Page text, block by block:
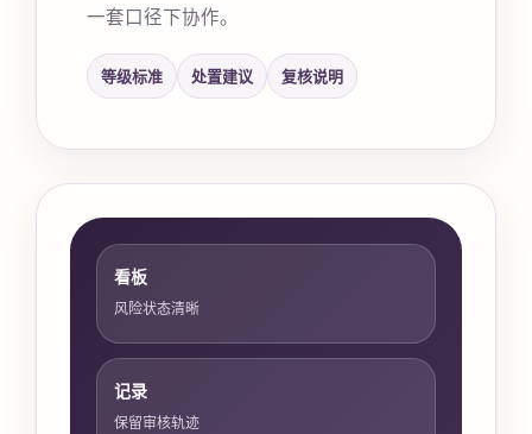
一套口径下协作。
等级标准 处置建议 复核说明
看板
风险状态清晰
记录
保留审核轨迹